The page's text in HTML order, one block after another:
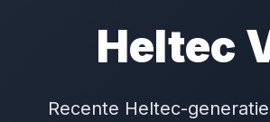
Heltec
Recente Heltec-